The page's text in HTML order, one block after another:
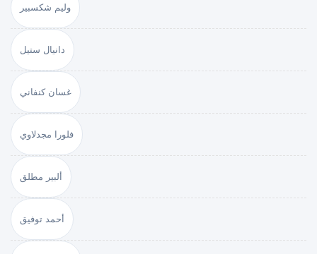
وليم شكسبير
دانيال ستيل
غسان كنفاني
فلورا مجدلاوي
ألبير مطلق
أحمد توفيق